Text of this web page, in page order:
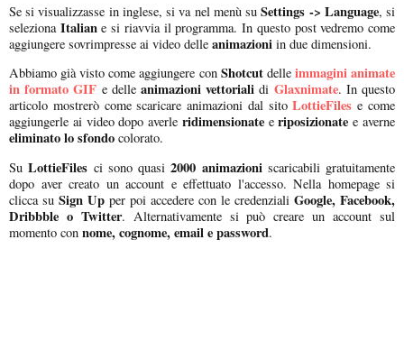
Se si visualizzasse in inglese, si va nel menù suSettings -> Language, si
seleziona Italiane si riavvia il programma. In questo post vedremo come
aggiungere sovrimpresse ai video delle animazioni in due dimensioni.
Abbiamo già visto come aggiungere con Shotcut delle immagini animate
in formato GIF e delleanimazioni vettoriali di Glaxnimate. In questo
articolo mostrerò come scaricare animazioni dal sito LottieFiles e come
aggiungerle ai video dopo averle ridimensionateeriposizionate e averne
eliminato lo sfondo colorato.
Su LottieFiles ci sono quasi2000 animazioni scaricabili gratuitamente
dopo aver creato un account e effettuato l'accesso. Nella homepage si
clicca su Sign Up per poi accedere con le credenziali Google, Facebook,
Dribbble o Twitter. Alternativamente si può creare un account sul
momento con nome, cognome, email e password.